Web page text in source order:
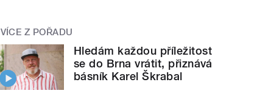
VÍCE Z POŘADU
Hledám každou příležitost
se do Brna vrátit, přiznává
básník Karel Škrabal